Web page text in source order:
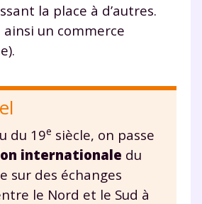
la place à d’autres.
ainsi un commerce
du 19e siècle, on passe
internationale du
sur des échanges
le Nord et le Sud à
sera exclusivement utilisée pour
newsletter. Vous pourrez vous
à travers le lien de
dans chaque newsletter. Pour
exercer vos droits, vous pouvez